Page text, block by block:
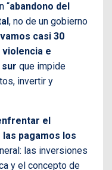
“abandono del
, no de un gobierno
casi 30
violencia e
sur que impide
invertir y
el
pagamos los
las inversiones
y el concepto de